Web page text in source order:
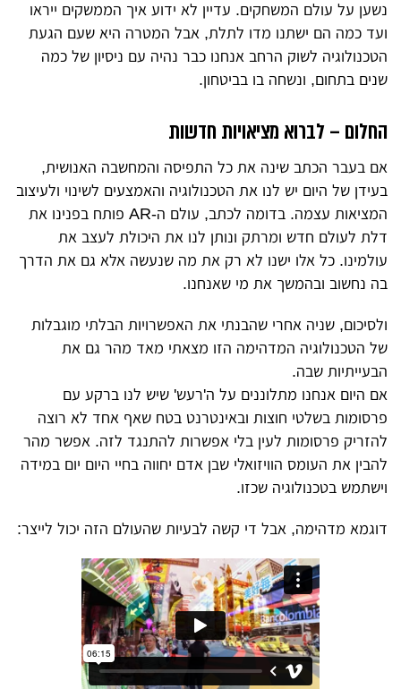
נשען על עולם המשחקים. עדיין לא ידוע איך הממשקים ייראו
ועד כמה הם ישתנו מדו לתלת, אבל המטרה היא שעם הגעת
הטכנולוגיה לשוק הרחב אנחנו כבר נהיה עם ניסיון של כמה
שנים בתחום, ונשחה בו בביטחון.
החלום – לברוא מציאויות חדשות
אם בעבר הכתב שינה את כל התפיסה והמחשבה האנושית,
בעידן של היום יש לנו את הטכנולוגיה והאמצעים לשינוי ולעיצוב
המציאות עצמה. בדומה לכתב, עולם ה-AR פותח בפנינו את
דלת לעולם חדש ומרתק ונותן לנו את היכולת לעצב את
עולמינו. כל אלו ישנו לא רק את מה שנעשה אלא גם את הדרך
בה נחשוב ובהמשך את מי שאנחנו.
ולסיכום, שניה אחרי שהבנתי את האפשרויות הבלתי מוגבלות
של הטכנולוגיה המדהימה הזו מצאתי מאד מהר גם את
הבעייתיות שבה.
אם היום אנחנו מתלוננים על ה'רעש' שיש לנו ברקע עם
פרסומות בשלטי חוצות ובאינטרנט בטח שאף אחד לא רוצה
להזריק פרסומות לעין בלי אפשרות להתנגד לזה. אפשר מהר
להבין את העומס הוויזואלי שבן אדם יחווה בחיי היום יום במידה
וישתמש בטכנולוגיה שכזו.
דוגמא מדהימה, אבל די קשה לבעיות שהעולם הזה יכול לייצר: